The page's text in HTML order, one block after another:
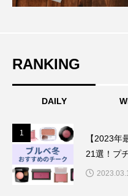
RANKING
DAILY
1
【2023年
21選！プ